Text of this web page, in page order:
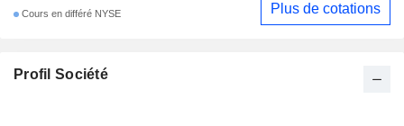
Profil Société
Cours en différé NYSE Plus de cotations